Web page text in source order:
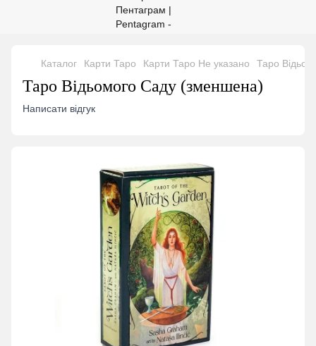
Каталог Карти Таро Карти Таро Не указано Таро
Таро Відьомого Саду (зменшена)
Написати відгук